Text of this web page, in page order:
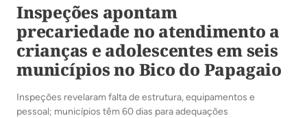
Inspeções apontam
precariedade no atendimento a
crianças e adolescentes em seis
municípios no Bico do Papagaio
Inspeções revelaram falta de estrutura, equipamentos e
pessoal; municípios têm 60 dias para adequações